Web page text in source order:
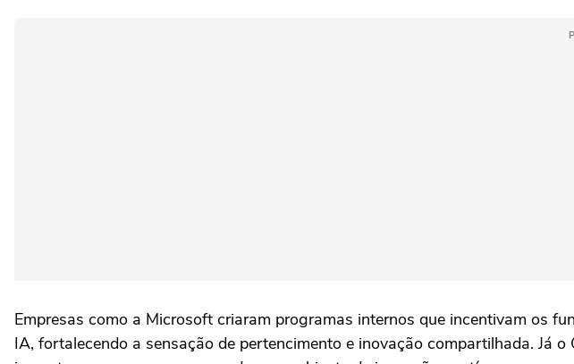
Empresas como a Microsoft criaram programas internos que incentivam os
IA, fortalecendo a sensação de pertencimento e inovação compartilhada. Já